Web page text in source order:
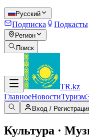
Русский
Подписка Подкасты
Регион
Поиск
TR.kz
ГлавноеНовостиТуризм
Вход /
Культура ·